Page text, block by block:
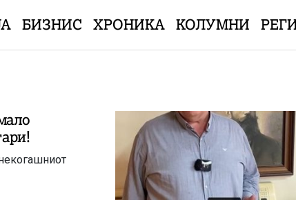
БИЗНИС ХРОНИКА КОЛУМНИ